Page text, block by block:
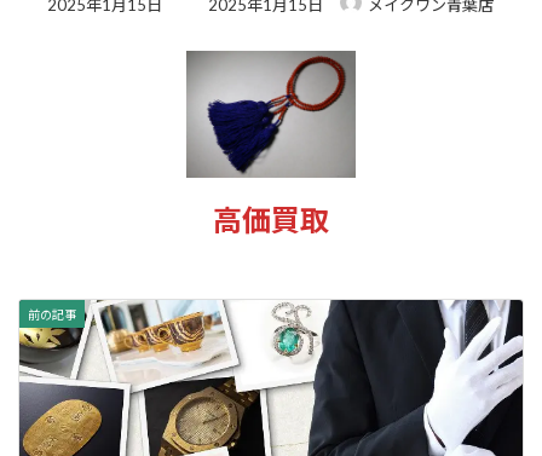
2025年1月15日
新
時
2025年1月15日 メイクワン青葉店
高価買取
前の記事